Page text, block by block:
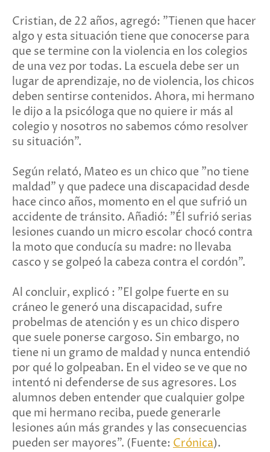
Cristian, de 22 años, agregó: "Tienen que hacer
algo y esta situación tiene que conocerse para
que se termine con la violencia en los colegios
de una vez por todas. La escuela debe ser un
lugar de aprendizaje, no de violencia, los chicos
deben sentirse contenidos. Ahora, mi hermano
le dijo a la psicóloga que no quiere ir más al
colegio y nosotros no sabemos cómo resolver
su situación".
Según relató, Mateo es un chico que "no tiene
maldad" y que padece una discapacidad desde
hace cinco años, momento en el que sufrió un
accidente de tránsito. Añadió: "Él sufrió serias
lesiones cuando un micro escolar chocó contra
la moto que conducía su madre: no llevaba
casco y se golpeó la cabeza contra el cordón".
Al concluir, explicó : "El golpe fuerte en su
cráneo le generó una discapacidad, sufre
probelmas de atención y es un chico dispero
que suele ponerse cargoso. Sin embargo, no
tiene ni un gramo de maldad y nunca entendió
por qué lo golpeaban. En el video se ve que no
intentó ni defenderse de sus agresores. Los
alumnos deben entender que cualquier golpe
que mi hermano reciba, puede generarle
lesiones aún más grandes y las consecuencias
pueden ser mayores". (Fuente: Crónica).